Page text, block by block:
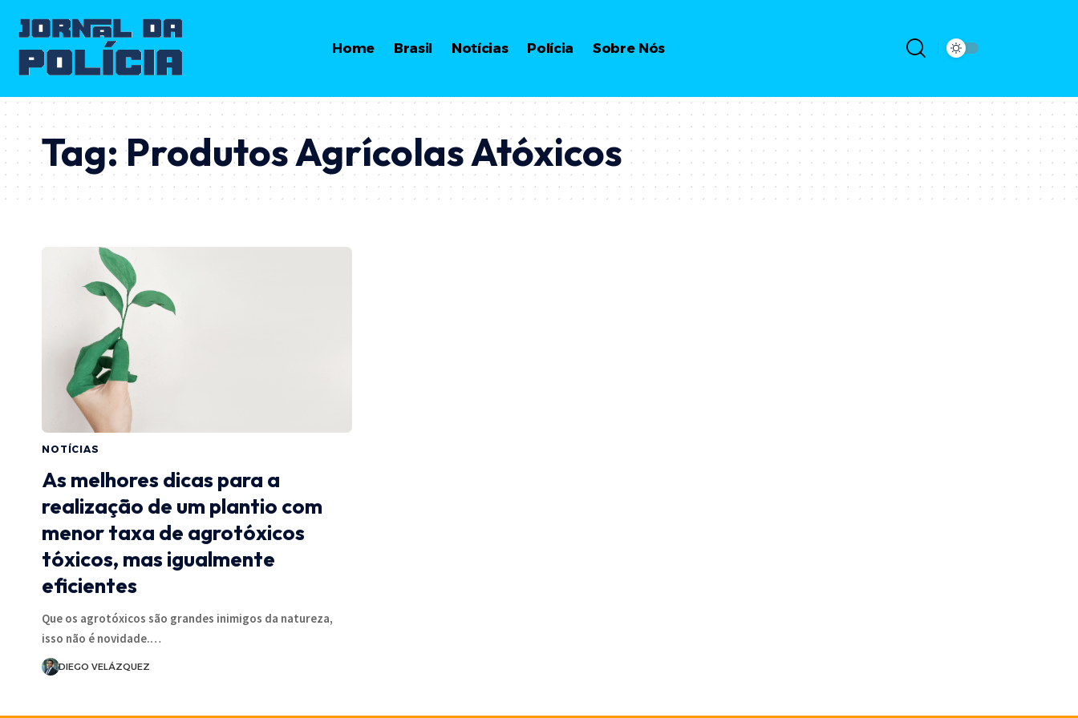
Home Brasil Notícias Polícia Sobre Nós
Tag:Produtos Agrícolas Atóxicos
NOTÍCIAS
As melhores dicas para a
realização de um plantio com
menor taxa de agrotóxicos
tóxicos, mas igualmente
eficientes
Que os agrotóxicos são grandes inimigos da natureza,
isso não é novidade.…
DIEGO VELÁZQUEZ